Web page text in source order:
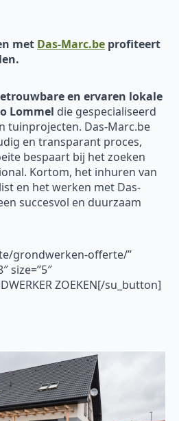
met Das-Marc.be profiteert
en ervaren lokale
Lommel die gespecialiseerd
tuinprojecten. Das-Marc.be
en transparant proces,
bespaart bij het zoeken
Kortom, het inhuren van
en het werken met Das-
succesvol en duurzaam
grondwerken-offerte/”
size=”5″
ZOEKEN[/su_button]